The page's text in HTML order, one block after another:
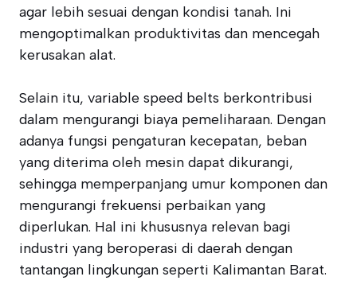
agar lebih sesuai dengan kondisi tanah. Ini
mengoptimalkan produktivitas dan mencegah
kerusakan alat.
Selain itu, variable speed belts berkontribusi
dalam mengurangi biaya pemeliharaan. Dengan
adanya fungsi pengaturan kecepatan, beban
yang diterima oleh mesin dapat dikurangi,
sehingga memperpanjang umur komponen dan
mengurangi frekuensi perbaikan yang
diperlukan. Hal ini khususnya relevan bagi
industri yang beroperasi di daerah dengan
tantangan lingkungan seperti Kalimantan Barat.